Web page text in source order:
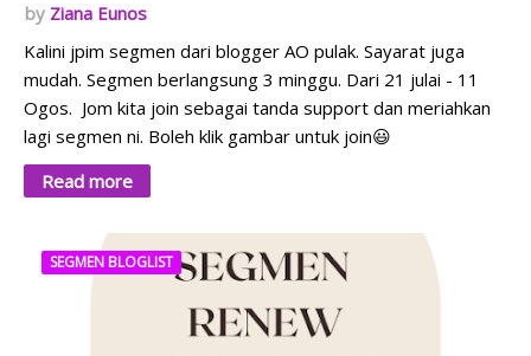
Ziana Eunos
Kalini jpim segmen dari blogger AO pulak. Sayarat juga
mudah. Segmen berlangsung 3 minggu. Dari 21 julai - 11
Ogos. Jom kita join sebagai tanda support dan meriahkan
lagi segmen ni. Boleh klik gambar untuk join😃
Read more
SEGMEN BLOGLIST